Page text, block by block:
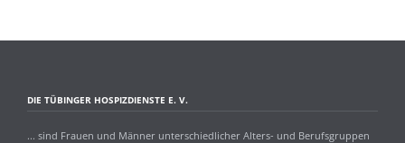
DIE TÜBINGER HOSPIZDIENSTE E. V.
... sind Frauen und Männer unterschiedlicher Alters- und Berufsgruppen